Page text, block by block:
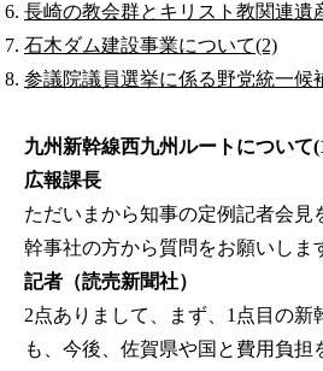
長崎の教会群とキリスト教関連遺
石木ダム建設事業について(2)
参議院議員選挙に係る野党統一候
九州新幹線西九州ルートについて
広報課長
ただいまから知事の定例記者会見
幹事社の方から質問をお願いしま
記者（読売新聞社）
2点ありまして、まず、1点目の新
も、今後、佐賀県や国と費用負担